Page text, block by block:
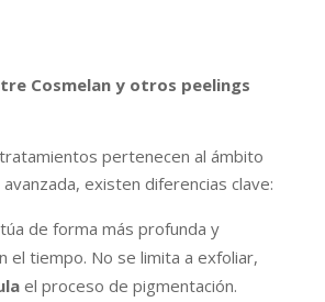
Cosmelan y otros peelings
pertenecen al ámbito
existen diferencias clave:
de forma más profunda y
el tiempo. No se limita a exfoliar,
el proceso de pigmentación.